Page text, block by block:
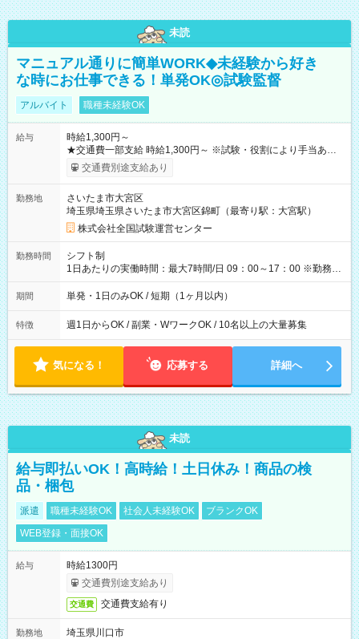
未読
マニュアル通りに簡単WORK◆未経験から好き
な時にお仕事できる！単発OK◎試験監督
アルバイト 職種未経験OK
給与
時給1,300円～
★交通費一部支給 時給1,300円～ ※試験・役割により手当あり
※勤務回数により昇給あり 【即給（前払い）オプションあ
り！】 希望される場合、勤務から1週間ほどで給与の一部を受け
例】 ・河合塾模擬試験 8:30～17:30（休憩1時間） 時給1,300円
×8時間＝日収10,400円＋交通費 ※当日の役割により時給＋100
円の場合あり ・国家試験 7:00～13:30（休憩なし） 時給1,300
円（役割手当＋100円）×6時間＝日収8,400円＋交通費 【試用期
間】試用期間なし
交通費別途支給あり
勤務地
さいたま市大宮区
埼玉県埼玉県さいたま市大宮区錦町（最寄り駅：大宮駅）
株式会社全国試験運営センター
勤務時間
シフト制
1日あたりの実働時間：最大7時間/日 09：00～17：00 ※勤務時
間は 試験により異なります。
期間 単発・1日のみOK / 短期（1ヶ月以内）
特徴 週1日からOK / 副業・WワークOK / 10名以上の大量募集
気になる！ 応募する 詳細へ
未読
給与即払いOK！高時給！土日休み！商品の検
品・梱包
派遣 職種未経験OK 社会人未経験OK
ブランクOK
WEB登録・面接OK
給与
時給1300円
交通費別途支給あり
交通費 交通費支給有り
勤務地
埼玉県川口市